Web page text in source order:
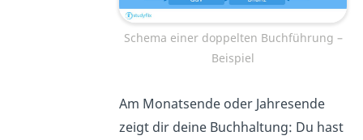
Schema einer doppelten Buchführung –
Beispiel
Am Monatsende oder Jahresende
zeigt dir deine Buchhaltung: Du hast